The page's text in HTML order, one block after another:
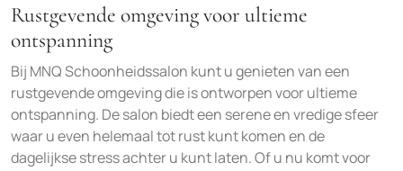
Rustgevende omgeving voor ultieme
ontspanning
Bij MNQ Schoonheidssalon kunt u genieten van een
rustgevende omgeving die is ontworpen voor ultieme
ontspanning. De salon biedt een serene en vredige sfeer
waar u even helemaal tot rust kunt komen en de
dagelijkse stress achter u kunt laten. Of u nu komt voor